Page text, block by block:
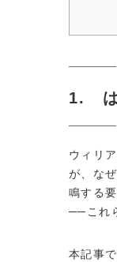
1. は
ウィリ
が、な
鳴する
──これ
本記事